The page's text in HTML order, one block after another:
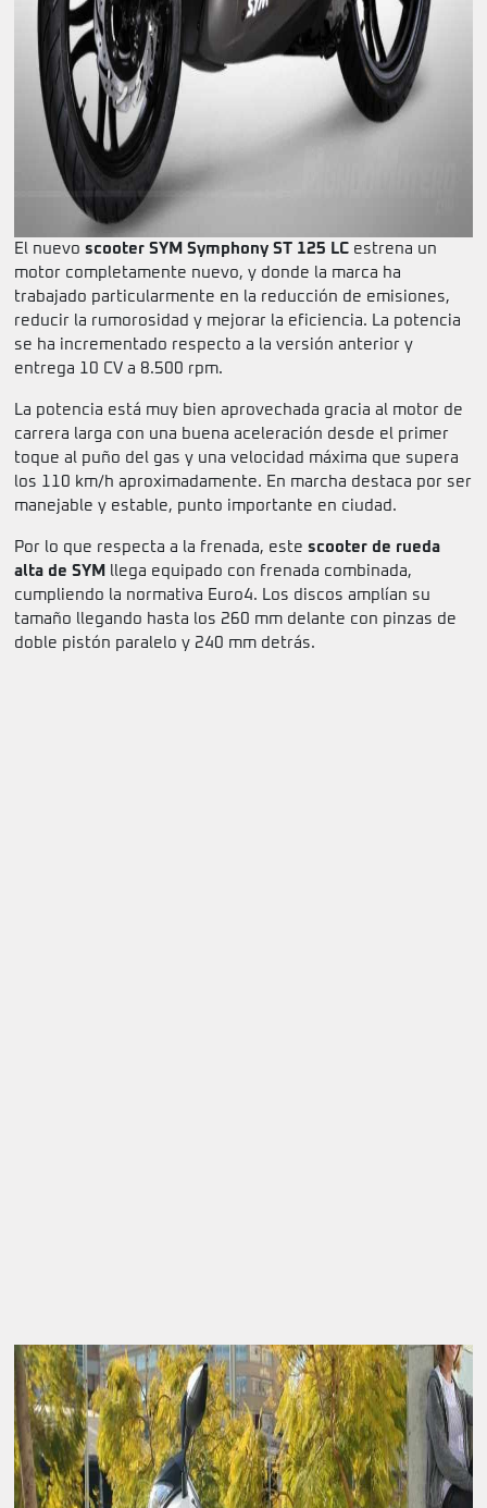
El nuevo scooter SYM Symphony ST 125 LC estrena un
motor completamente nuevo, y donde la marca ha
trabajado particularmente en la reducción de emisiones,
reducir la rumorosidad y mejorar la eficiencia. La potencia
se ha incrementado respecto a la versión anterior y
entrega 10 CV a 8.500 rpm.
La potencia está muy bien aprovechada gracia al motor de
carrera larga con una buena aceleración desde el primer
toque al puño del gas y una velocidad máxima que supera
los 110 km/h aproximadamente. En marcha destaca por ser
manejable y estable, punto importante en ciudad.
Por lo que respecta a la frenada, este scooter de rueda
alta de SYM llega equipado con frenada combinada,
cumpliendo la normativa Euro4. Los discos amplían su
tamaño llegando hasta los 260 mm delante con pinzas de
doble pistón paralelo y 240 mm detrás.